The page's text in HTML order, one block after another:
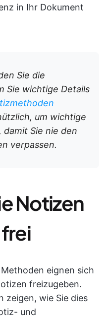
in Ihr Dokument
Sie die
Sie wichtige Details
um wichtige
Sie nie den
verpassen.
Notizen
eignen sich
freizugeben.
zeigen, wie Sie dies
und